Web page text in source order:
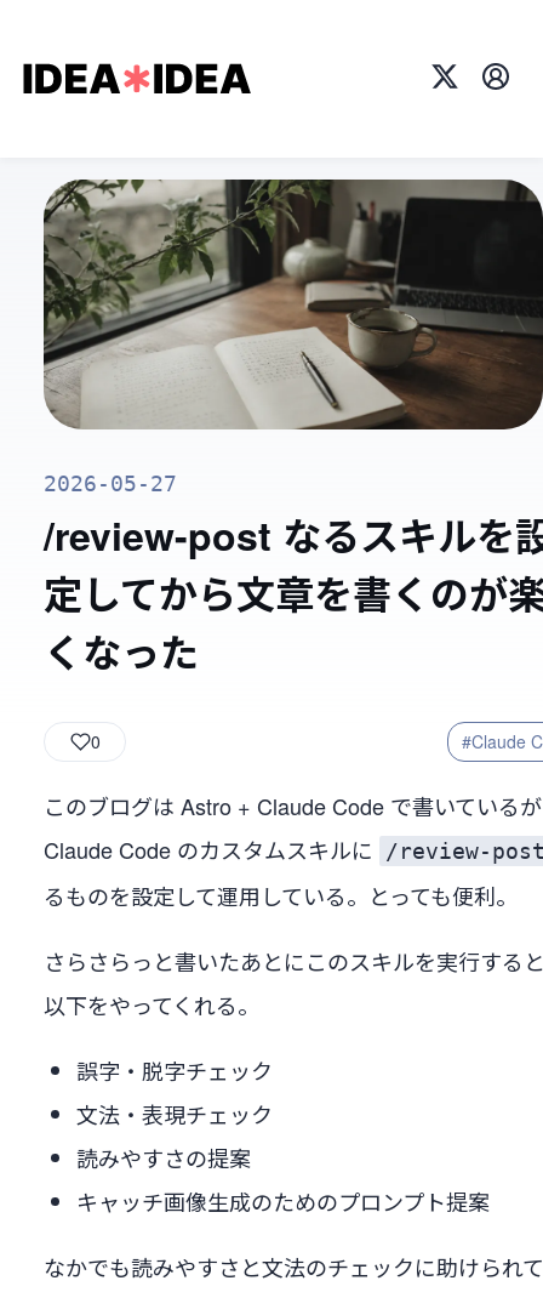
X プロ
2026-05-27
/review-post なるスキルを
定してから文章を書くのが
くなった
0 #Claude
このブログは Astro + Claude Code で書いている
Claude Code のカスタムスキルに
/review-
るものを設定して運用している。とっても便利。
さらさらっと書いたあとにこのスキルを実行する
以下をやってくれる。
誤字・脱字チェック
文法・表現チェック
読みやすさの提案
キャッチ画像生成のためのプロンプト提案
なかでも読みやすさと文法のチェックに助けられ